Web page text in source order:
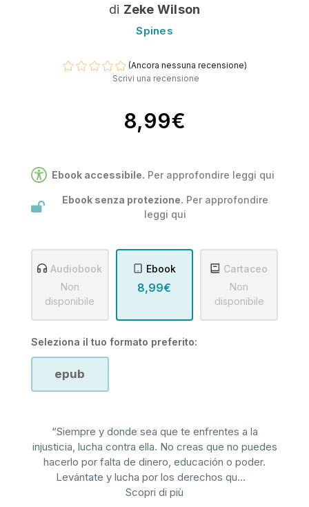
di Zeke Wilson
Spines
(Ancora nessuna recensione)
Scrivi una recensione
8,99€
Ebook senza protezione. Per approfondire
leggi qui
Ebook accessibile. Per approfondire leggi qui
Audiobook
Non
disponibile
Ebook
8,99€
Cartaceo
Non
disponibile
Seleziona il tuo formato preferito:
epub
“Siempre y donde sea que te enfrentes a la
injusticia, lucha contra ella. No creas que no puedes
hacerlo por falta de dinero, educación o poder.
Levántate y lucha por los derechos qu...
Scopri di più